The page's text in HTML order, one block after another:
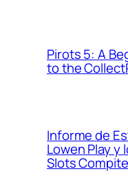
Pirots 5: A
to the
Informe de
Lowen Play y
Slots